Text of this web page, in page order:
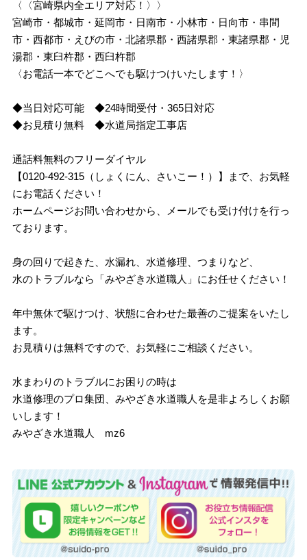
〈〈宮崎県内全エリア対応！〉〉
宮崎市・都城市・延岡市・日南市・小林市・日向市・串間
市・西都市・えびの市・北諸県郡・西諸県郡・東諸県郡・児
湯郡・東臼杵郡・西臼杵郡
〈お電話一本でどこへでも駆けつけいたします！〉
◆当日対応可能 ◆24時間受付・365日対応
◆お見積り無料 ◆水道局指定工事店
通話料無料のフリーダイヤル
【0120-492-315（しょくにん、さいこー！）】まで、お気軽
にお電話ください！
ホームページお問い合わせから、メールでも受け付けを行っ
ております。
身の回りで起きた、水漏れ、水道修理、つまりなど、
水のトラブルなら「みやざき水道職人」にお任せください！
年中無休で駆けつけ、状態に合わせた最善のご提案をいたし
ます。
お見積りは無料ですので、お気軽にご相談ください。
水まわりのトラブルにお困りの時は
水道修理のプロ集団、みやざき水道職人を是非よろしくお願
いします！
みやざき水道職人 mz6